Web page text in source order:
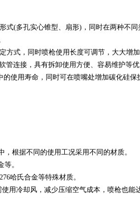
式(多孔实心锥型、扇形)，同时在两种不
方式，同时喷枪使用长度可调节，大大增加
连接，具有拆卸使用方便、容易维护等优
的使用寿命，同时可在喷嘴处增加碳化硅
，根据不同的使用工况采用不同的材质。
等。
哈氏合金等特殊材质。
用冷却风，减少压缩空气成本，喷枪也能